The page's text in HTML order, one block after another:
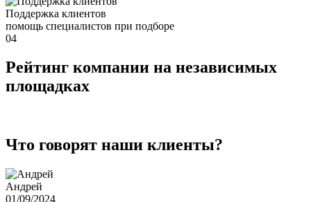
Поддержка клиентов
помощь специалистов при подборе
04
Рейтинг компании на независимых
площадках
Что говорят наши клиенты?
Андрей
01/09/2024